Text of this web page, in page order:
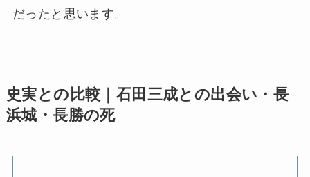
だったと思います。
史実との比較｜石田三成との出会い・長
浜城・長勝の死